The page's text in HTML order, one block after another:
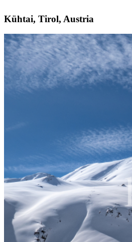
Kühtai, Tirol, Austria